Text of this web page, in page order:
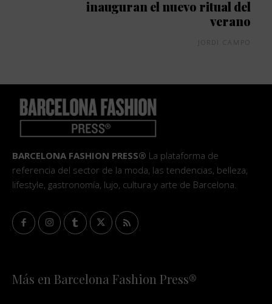
inauguran el nuevo ritual del
verano
JORDI CAMPO
BARCELONA FASHION PRESS® La plataforma de
referencia del sector de la moda, las tendencias, belleza,
lifestyle, gastronomía, lujo, cultura y arte de Barcelona.
Más en Barcelona Fashion Press®